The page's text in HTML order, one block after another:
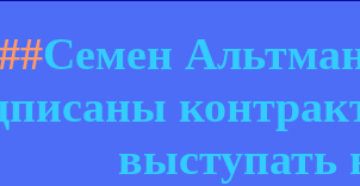
Семен
выступать